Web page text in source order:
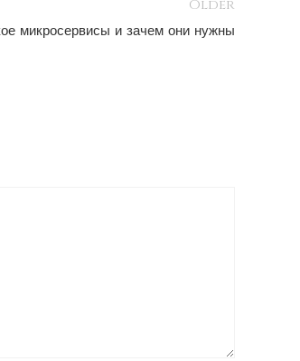
Older
микросервисы и зачем они нужны